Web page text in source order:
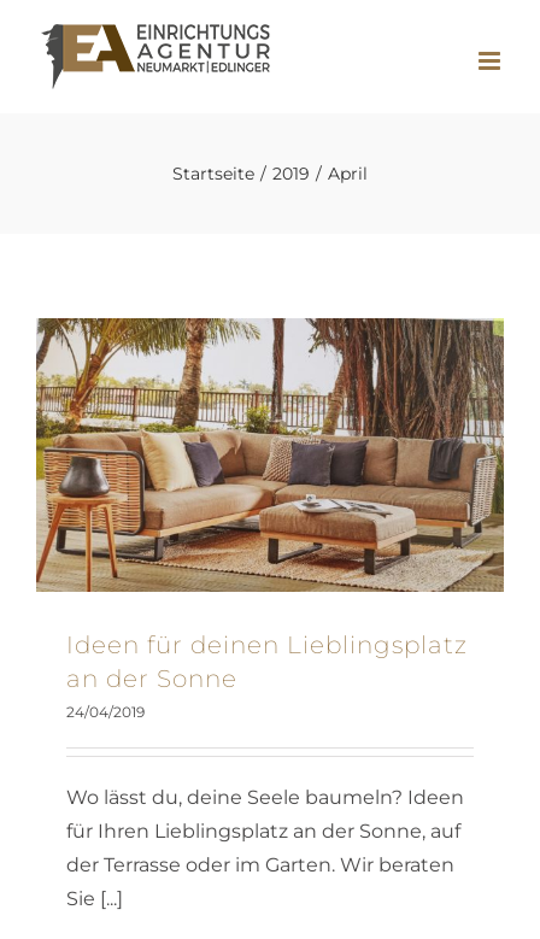
Inhalt
springen
Startseite 2019 April
Ideen für deinen Lieblingsplatz
an der Sonne
24/04/2019
Wo lässt du, deine Seele baumeln? Ideen
für Ihren Lieblingsplatz an der Sonne, auf
der Terrasse oder im Garten. Wir beraten
Sie [...]